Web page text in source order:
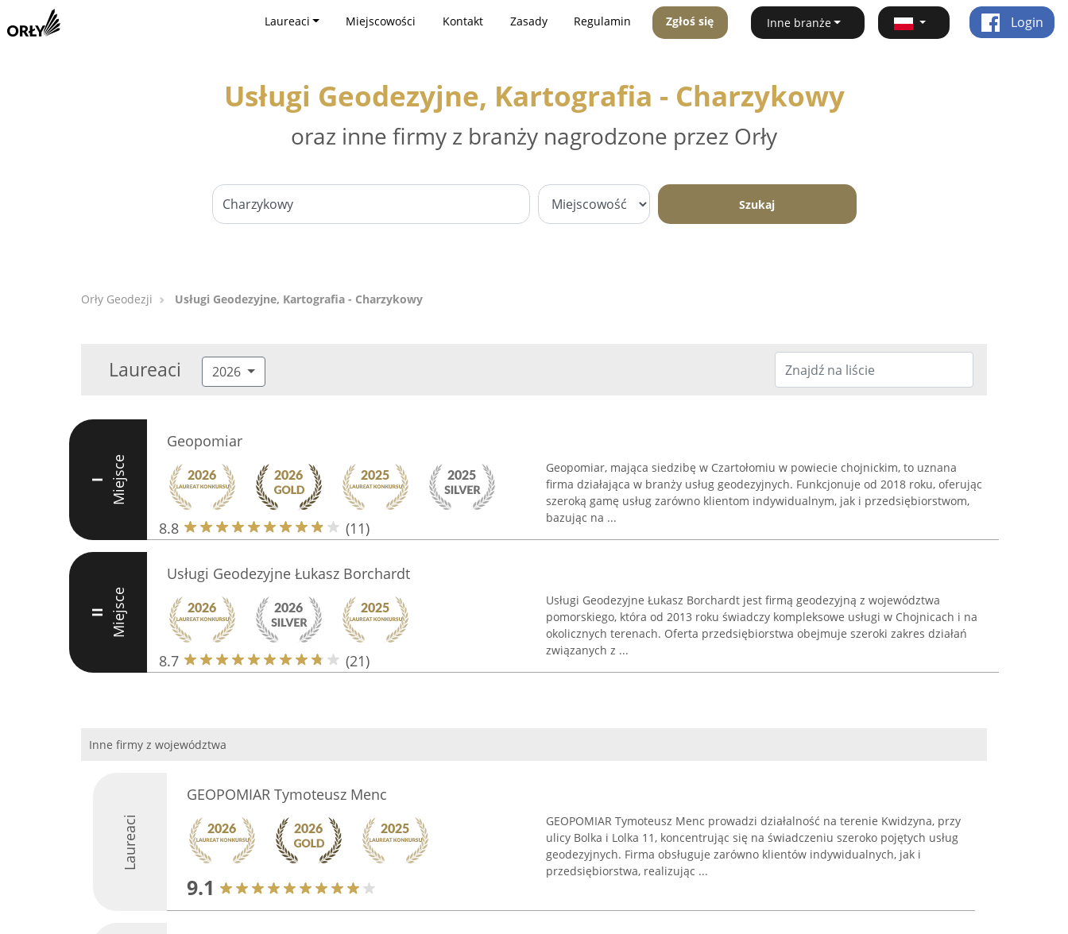
Laureaci Miejscowości Kontakt Zasady Regulamin Zgłoś się Inne branże Login
Usługi Geodezyjne, Kartografia - Charzykowy
oraz inne firmy z branży nagrodzone przez Orły
Szukaj
Orły Geodezji Usługi Geodezyjne, Kartografia - Charzykowy
Laureaci 2026
I Miejsce
Geopomiar
8.8 (11)
Geopomiar, mająca siedzibę w Czartołomiu w powiecie chojnickim, to uznana
firma działająca w branży usług geodezyjnych. Funkcjonuje od 2018 roku, oferując
szeroką gamę usług zarówno klientom indywidualnym, jak i przedsiębiorstwom,
bazując na ...
II Miejsce
Usługi Geodezyjne Łukasz Borchardt
8.7 (21)
Usługi Geodezyjne Łukasz Borchardt jest firmą geodezyjną z województwa
pomorskiego, która od 2013 roku świadczy kompleksowe usługi w Chojnicach i na
okolicznych terenach. Oferta przedsiębiorstwa obejmuje szeroki zakres działań
związanych z ...
Inne firmy z województwa
Laureaci
GEOPOMIAR Tymoteusz Menc
9.1
GEOPOMIAR Tymoteusz Menc prowadzi działalność na terenie Kwidzyna, przy
ulicy Bolka i Lolka 11, koncentrując się na świadczeniu szeroko pojętych usług
geodezyjnych. Firma obsługuje zarówno klientów indywidualnych, jak i
przedsiębiorstwa, realizując ...